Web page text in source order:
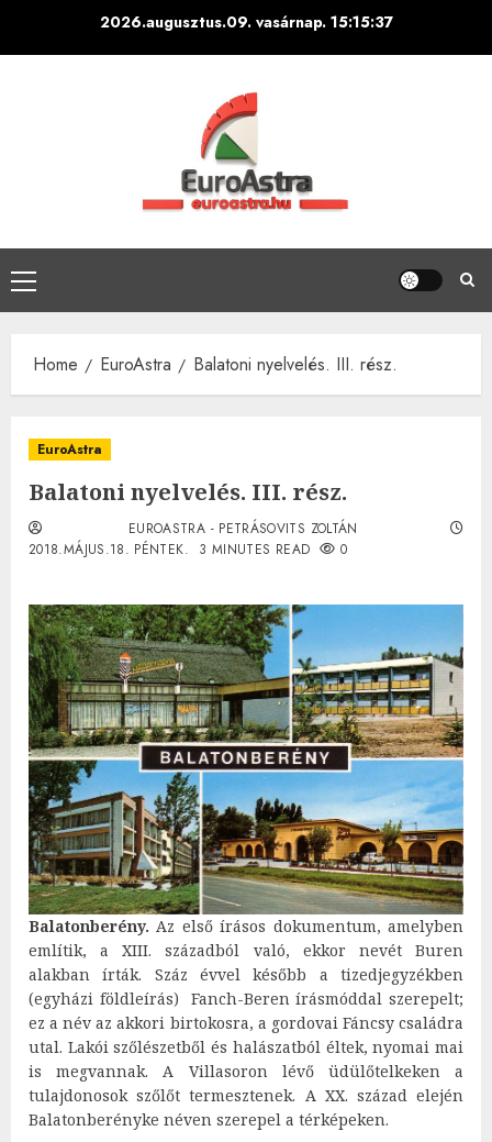
2026.augusztus.09. vasárnap. 15:15:38
Primary
Menu
Home EuroAstra Balatoni nyelvelés. III. rész.
EuroAstra
Balatoni nyelvelés. III. rész.
EUROASTRA - PETRÁSOVITS ZOLTÁN
2018.MÁJUS.18. PÉNTEK.
3 MINUTES READ 0
Balatonberény. Az első írásos dokumentum, amelyben
említik, a XIII. századból való, ekkor nevét Buren
alakban írták. Száz évvel később a tizedjegyzékben
(egyházi földleírás) Fanch-Beren írásmóddal szerepelt;
ez a név az akkori birtokosra, a gordovai Fáncsy családra
utal. Lakói szőlészetből és halászatból éltek, nyomai mai
is megvannak. A Villasoron lévő üdülőtelkeken a
tulajdonosok szőlőt termesztenek. A XX. század elején
Balatonberényke néven szerepel a térképeken.